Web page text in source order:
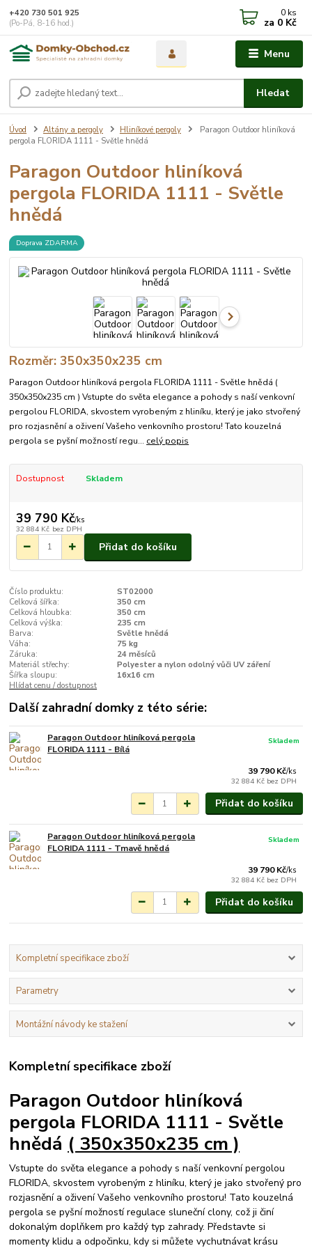
Menu
Hledat
+420 730 501 925
(Po-Pá, 8-16 hod.)
0 ks
za 0 Kč
Úvod Altány a pergoly Hliníkové pergoly
Paragon Outdoor hliníková
pergola FLORIDA 1111 - Světle hnědá
Paragon Outdoor hliníková
pergola FLORIDA 1111 - Světle
hnědá
Doprava ZDARMA
Rozměr: 350x350x235 cm
Paragon Outdoor hliníková pergola FLORIDA 1111 - Světle hnědá (
350x350x235 cm ) Vstupte do světa elegance a pohody s naší venkovní
pergolou FLORIDA, skvostem vyrobeným z hliníku, který je jako stvořený
pro rozjasnění a oživení Vašeho venkovního prostoru! Tato kouzelná
pergola se pyšní možností regu... celý popis
Dostupnost Skladem
39 790 Kč/ks
32 884 Kč bez DPH
Přidat do košíku
Číslo produktu:
ST02000
Celková šířka:
350 cm
Celková hloubka:
350 cm
Celková výška:
235 cm
Barva:
Světle hnědá
Váha:
75 kg
Záruka:
24 měsíců
Materiál střechy:
Polyester a nylon odolný vůči UV záření
Šířka sloupu:
16x16 cm
Hlídat cenu / dostupnost
Další zahradní domky z této série:
Paragon Outdoor hliníková pergola
FLORIDA 1111 - Bílá
39 790 Kč/ks
32 884 Kč bez DPH
Skladem
Přidat do košíku
Paragon Outdoor hliníková pergola
FLORIDA 1111 - Tmavě hnědá
39 790 Kč/ks
32 884 Kč bez DPH
Skladem
Přidat do košíku
Kompletní specifikace zboží
Parametry
Montážní návody ke stažení
Kompletní specifikace zboží
Paragon Outdoor hliníková
pergola FLORIDA 1111 - Světle
hnědá ( 350x350x235 cm )
Vstupte do světa elegance a pohody s naší venkovní pergolou
FLORIDA, skvostem vyrobeným z hliníku, který je jako stvořený pro
rozjasnění a oživení Vašeho venkovního prostoru! Tato kouzelná
pergola se pyšní možností regulace sluneční clony, což ji činí
dokonalým doplňkem pro každý typ zahrady. Představte si
momenty klidu a odpočinku, kdy si můžete vychutnávat krásu